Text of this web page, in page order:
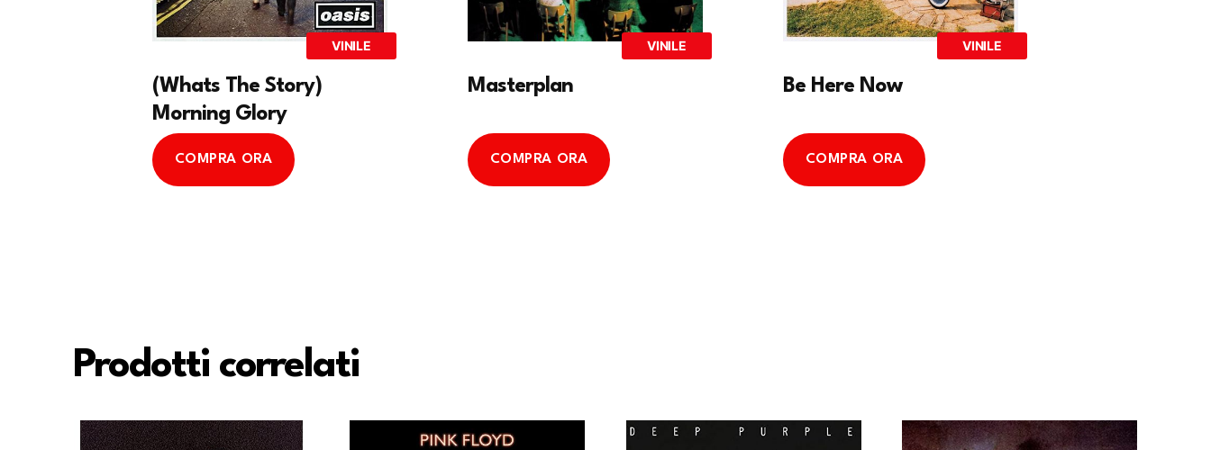
VINILE
(Whats The Story)
Morning Glory
COMPRA ORA
VINILE
Masterplan
COMPRA ORA
VINILE
Be Here Now
COMPRA ORA
Prodotti correlati